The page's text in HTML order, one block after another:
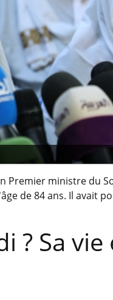
Premier ministre du
de 84 ans. Il avait
? Sa vie